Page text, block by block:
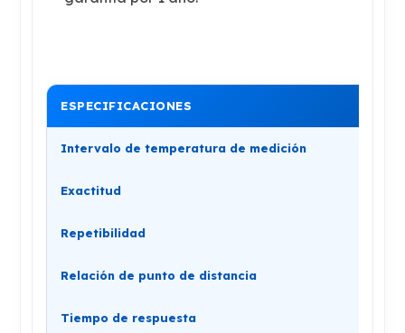
ESPECIFICACIONES
Intervalo de temperatura de medición
Exactitud
Repetibilidad
Relación de punto de distancia
Tiempo de respuesta